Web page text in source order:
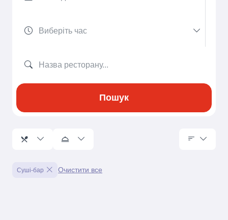
Пошук
Суші-бар Очистити все